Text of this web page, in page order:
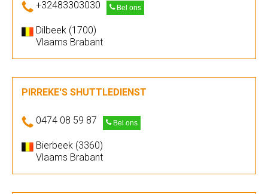
+32483303030 Bel ons
Dilbeek (1700)
Vlaams Brabant
PIRREKE'S SHUTTLEDIENST
0474 08 59 87 Bel ons
Bierbeek (3360)
Vlaams Brabant